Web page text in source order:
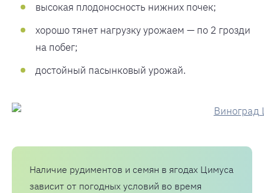
высокая плодоносность нижних почек;
хорошо тянет нагрузку урожаем — по 2 грозди
на побег;
достойный пасынковый урожай.
Наличие рудиментов и семян в ягодах Цимуса
зависит от погодных условий во время